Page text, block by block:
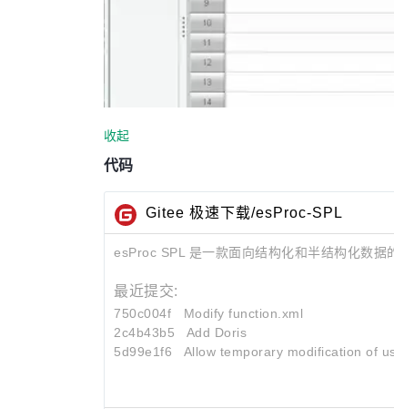
收起
代码
Gitee 极速下载/esProc-SPL
esProc SPL 是一款面向结构化和半结构化数
最近提交:
750c004f Modify function.xml
2c4b43b5
Add Doris
5d99e1f6
Allow temporary modification of